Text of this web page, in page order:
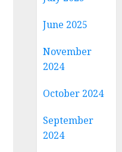
June 2025
November
2024
October 2024
September
2024